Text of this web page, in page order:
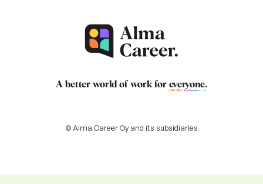
A better world of work for everyone.
© Alma Career Oy and its subsidiaries